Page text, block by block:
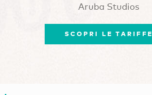
Aruba Studios
SCOPRI LE TARIFFE